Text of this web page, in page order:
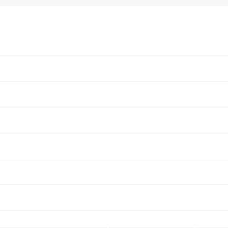
eine einzelne Perle eine Last von 10 kg tragen. Gleichzeitig